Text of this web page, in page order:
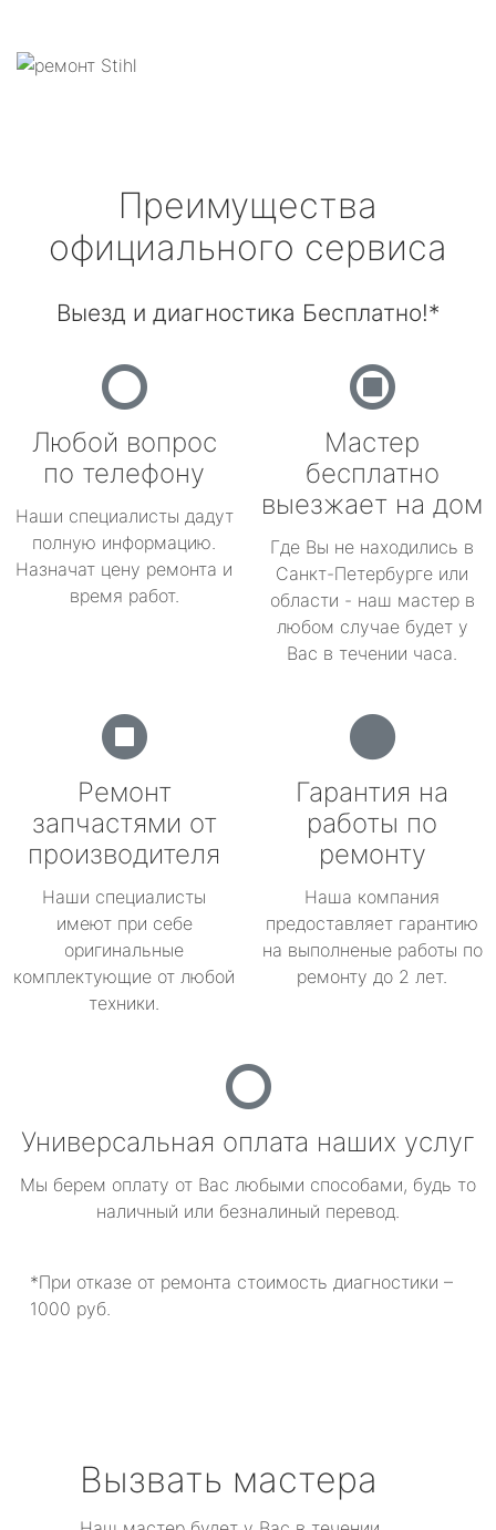
Преимущества
официального сервиса
Выезд и диагностика Бесплатно!*
Любой вопрос
по телефону
Наши специалисты дадут
полную информацию.
Назначат цену ремонта и
время работ.
Мастер
бесплатно
выезжает на дом
Где Вы не находились в
Санкт-Петербурге или
области - наш мастер в
любом случае будет у
Вас в течении часа.
Ремонт
запчастями от
производителя
Наши специалисты
имеют при себе
оригинальные
комплектующие от любой
техники.
Гарантия на
работы по
ремонту
Наша компания
предоставляет гарантию
на выполненые работы по
ремонту до 2 лет.
Универсальная оплата наших услуг
Мы берем оплату от Вас любыми способами, будь то
наличный или безналиный перевод.
*При отказе от ремонта стоимость диагностики –
1000 руб.
Вызвать мастера